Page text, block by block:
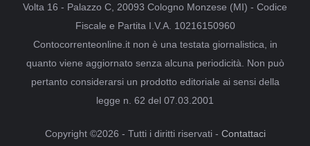
Volta 16 - Palazzo C, 20093 Cologno Monzese (MI) - Codice
Fiscale e Partita I.V.A. 10216150960
Contocorrenteonline.it non è una testata giornalistica, in
quanto viene aggiornato senza alcuna periodicità. Non può
pertanto considerarsi un prodotto editoriale ai sensi della
legge n. 62 del 07.03.2001
Copyright ©2026 - Tutti i diritti riservati - Contattaci